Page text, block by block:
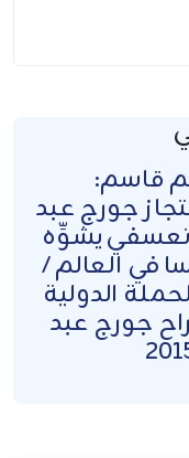
قاسم:
جورج عبد
تعسفي يشوِّه
في العالم /
الدولية
جورج عبد